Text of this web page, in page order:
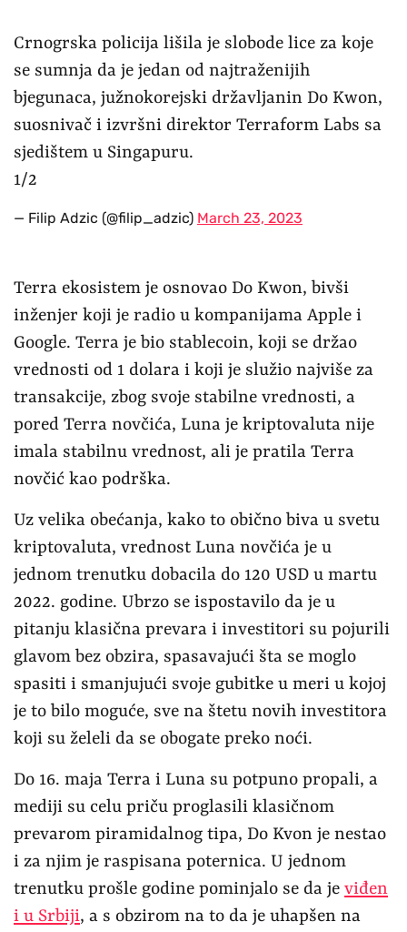
Crnogrska policija lišila je slobode lice za koje
se sumnja da je jedan od najtraženijih
bjegunaca, južnokorejski državljanin Do Kwon,
suosnivač i izvršni direktor Terraform Labs sa
sjedištem u Singapuru.
1/2
— Filip Adzic (@filip_adzic) March 23, 2023
Terra ekosistem je osnovao Do Kwon, bivši
inženjer koji je radio u kompanijama Apple i
Google. Terra je bio stablecoin, koji se držao
vrednosti od 1 dolara i koji je služio najviše za
transakcije, zbog svoje stabilne vrednosti, a
pored Terra novčića, Luna je kriptovaluta nije
imala stabilnu vrednost, ali je pratila Terra
novčić kao podrška.
Uz velika obećanja, kako to obično biva u svetu
kriptovaluta, vrednost Luna novčića je u
jednom trenutku dobacila do 120 USD u martu
2022. godine. Ubrzo se ispostavilo da je u
pitanju klasična prevara i investitori su pojurili
glavom bez obzira, spasavajući šta se moglo
spasiti i smanjujući svoje gubitke u meri u kojoj
je to bilo moguće, sve na štetu novih investitora
koji su želeli da se obogate preko noći.
Do 16. maja Terra i Luna su potpuno propali, a
mediji su celu priču proglasili klasičnom
prevarom piramidalnog tipa, Do Kvon je nestao
i za njim je raspisana poternica. U jednom
trenutku prošle godine pominjalo se da je viđen
i u Srbiji, a s obzirom na to da je uhapšen na